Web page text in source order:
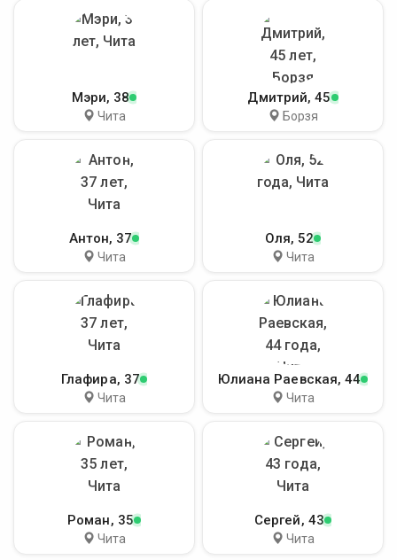
Мэри, 38
Чита
Дмитрий, 45
Борзя
Антон, 37
Чита
Оля, 52
Чита
Глафира, 37
Чита
Юлиана Раевская, 44
Чита
Роман, 35
Чита
Сергей, 43
Чита